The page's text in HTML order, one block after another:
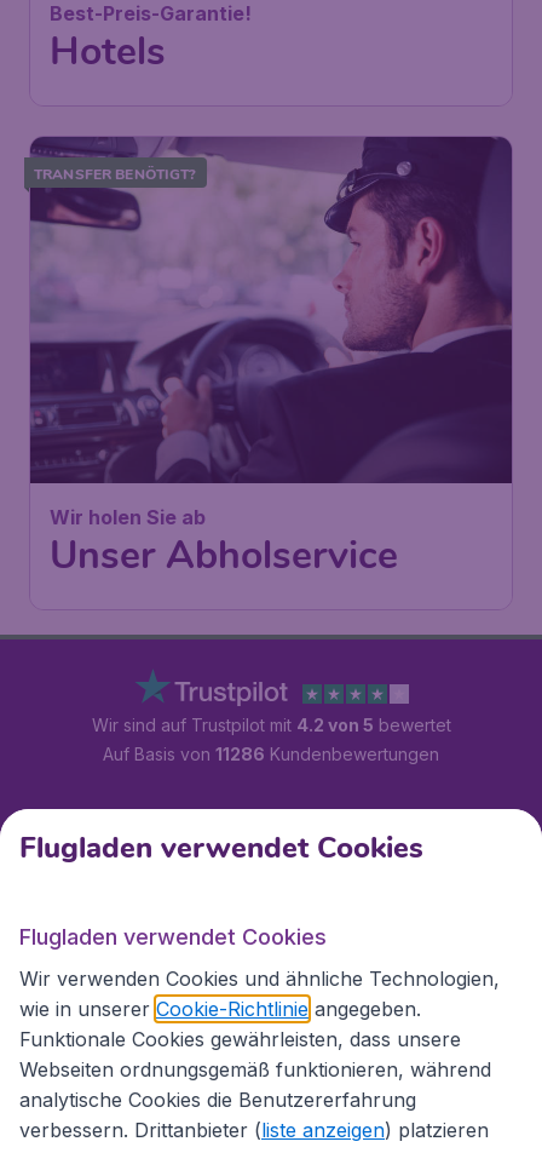
Best-Preis-Garantie!
Hotels
TRANSFER BENÖTIGT?
Wir holen Sie ab
Unser Abholservice
Wir sind auf Trustpilot mit 4.2 von 5 bewertet
Auf Basis von 11286 Kundenbewertungen
Kundenservice
Flugladen.at
Internationale Webseiten
Flugladen verwendet Cookies
Flugladen verwendet Cookies
Wir verwenden Cookies und ähnliche Technologien,
wie in unserer Cookie-Richtlinie angegeben.
Funktionale Cookies gewährleisten, dass unsere
Webseiten ordnungsgemäß funktionieren, während
analytische Cookies die Benutzererfahrung
verbessern. Drittanbieter (liste anzeigen) platzieren